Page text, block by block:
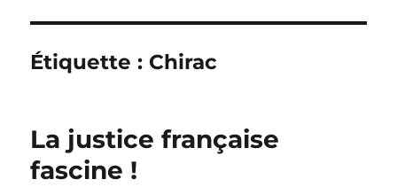
Étiquette : Chirac
La justice française
fascine !